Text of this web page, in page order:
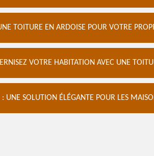
TOITURE EN ARDOISE POUR VOTRE
VOTRE HABITATION AVEC UNE
UNE SOLUTION ÉLÉGANTE POUR LES